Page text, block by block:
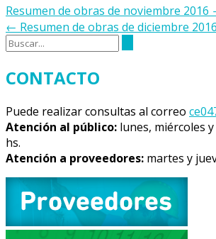
Navegación
de
la
entrada
Resumen de obras de noviembre 2016
← Resumen de obras de diciembre 2016
CONTACTO
Puede realizar consultas al correo
Atención al público: lunes, miércoles
hs.
Atención a proveedores: martes y